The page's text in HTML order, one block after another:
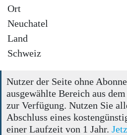
Ort
Neuchatel
Land
Schweiz
Nutzer der Seite ohne
ausgewählte Bereich aus
zur Verfügung. Nutzen Sie
Abschluss eines
einer Laufzeit von 1 Jahr.